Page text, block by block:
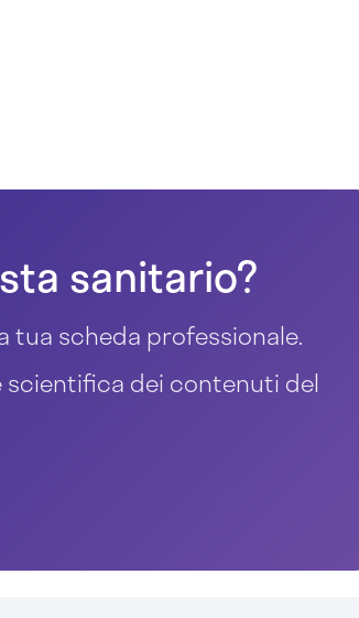
sanitario?
tua scheda professionale.
dei contenuti del